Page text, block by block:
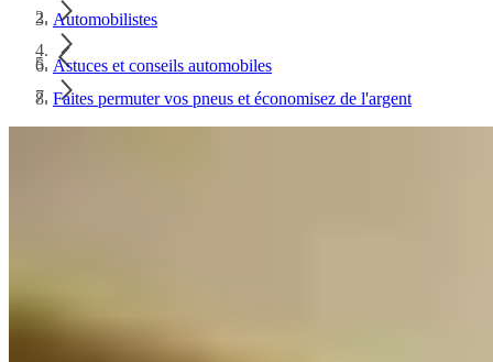
Automobilistes
Astuces et conseils automobiles
Faites permuter vos pneus et économisez de l'argent